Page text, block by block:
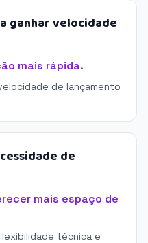
ganhar velocidade
mais rápida.
de lançamento
de
mais espaço de
técnica e